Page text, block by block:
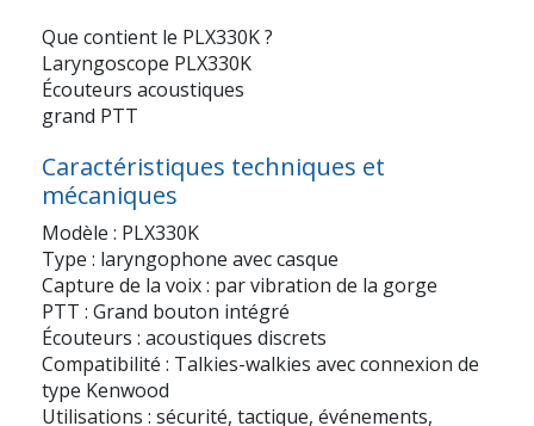
Que contient le PLX330K ?
Laryngoscope PLX330K
Écouteurs acoustiques
grand PTT
Caractéristiques techniques et
mécaniques
Modèle : PLX330K
Type : laryngophone avec casque
Capture de la voix : par vibration de la gorge
PTT : Grand bouton intégré
Écouteurs : acoustiques discrets
Compatibilité : Talkies-walkies avec connexion de
type Kenwood
Utilisations : sécurité, tactique, événements,